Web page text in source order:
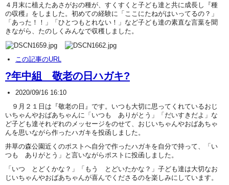
４月末に植えたあさがおの種が、すくすくと子ども達と共に成長し『種
の収穫 』をしました。初めての経験に「ここにたねがはいってるの？」
「あった！！」「ひとつもとれない！」など子ども達の素直な言葉を聞
きながら、たのしくみんなで収穫しました。
この記事のURL
?年中組 敬老の日ハガキ?
2020/09/16 16:10
９月２１日は『敬老の日』です。いつも大切に思ってくれているおじ
いちゃんやおばあちゃんに「いつも ありがとう」「だいすきだよ」な
ど子ども達それぞれのメッセージをのせて、おじいちゃんやおばあちゃ
んを思いながら作ったハガキを投函しました。
井草の森公園近くのポストへ自分で作ったハガキを自分で持って、「い
つも ありがとう」と言いながらポストに投函しました。
「いつ とどくかな？」「もう とどいたかな？」子ども達は大切なお
じいちゃんやおばあちゃんが喜んでくださるのを楽しみにしています。